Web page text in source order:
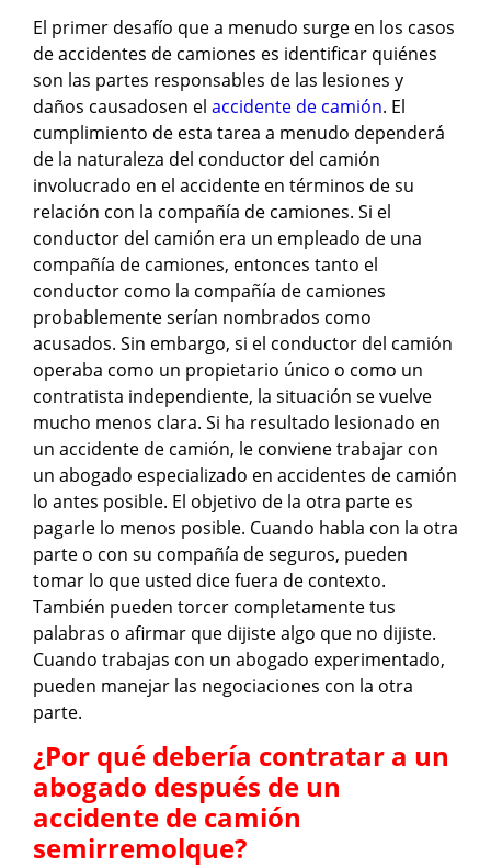
El primer desafío que a menudo surge en los casos
de accidentes de camiones es identificar quiénes
son las partes responsables de las lesiones y
daños causadosen el accidente de camión. El
cumplimiento de esta tarea a menudo dependerá
de la naturaleza del conductor del camión
involucrado en el accidente en términos de su
relación con la compañía de camiones. Si el
conductor del camión era un empleado de una
compañía de camiones, entonces tanto el
conductor como la compañía de camiones
probablemente serían nombrados como
acusados. Sin embargo, si el conductor del camión
operaba como un propietario único o como un
contratista independiente, la situación se vuelve
mucho menos clara. Si ha resultado lesionado en
un accidente de camión, le conviene trabajar con
un abogado especializado en accidentes de camión
lo antes posible. El objetivo de la otra parte es
pagarle lo menos posible. Cuando habla con la otra
parte o con su compañía de seguros, pueden
tomar lo que usted dice fuera de contexto.
También pueden torcer completamente tus
palabras o afirmar que dijiste algo que no dijiste.
Cuando trabajas con un abogado experimentado,
pueden manejar las negociaciones con la otra
parte.
¿Por qué debería contratar a un
abogado después de un
accidente de camión
semirremolque?